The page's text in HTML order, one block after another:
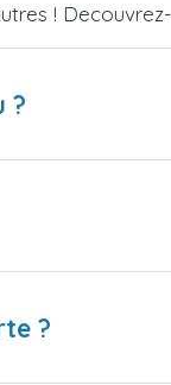
!
?
?